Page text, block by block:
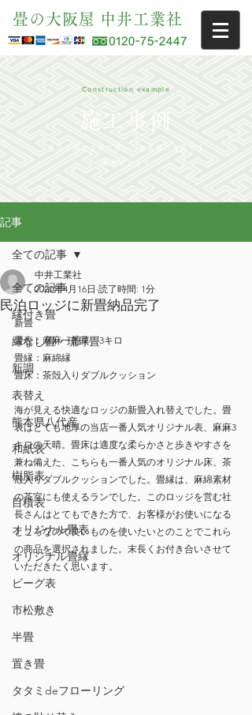
畳の大阪屋 中井工業社
Construction example
施工事例
当店で施工させて頂いたお客様の写真です
参考にどうぞ
記事
全ての記事
縁付き畳
縁なし畳・琉球畳
新調
表替え
熊本県八代産
和紙表
樹脂表
目積表
オリジナル畳表
オリジナル畳縁
ビーグ表
市松敷き
半畳
置き畳
タタミdeフローリング
全ての記事
民泊ロッジに新畳納品完了
中井工業社
2020年4月16日 読了時間: 1分
新畳
畳表：麻麻一番草　3キロ
畳縁：麻綿縁
畳床 ：茶殻入りダブルクッション
海が見える快適なロッジの新畳入れ替えでした。畳
表はとても地厚の当店一番人気オリジナル表、麻麻3
キロの天晴。畳床は適度な柔らかさと歩きやすさを
兼ね備えた、こちらも一番人気のオリジナル床、茶
殻入りダブルクッションでした。畳縁は、麻綿素材
の茶室にも使えるランでした。このロッジを営む社
長さんはとてもできた方で、お客様がお使いになる
ところなので良いものを使いたいとのことでこれら
の商品を選択されました。末長くお付き合いさせて
いただきたく思います。